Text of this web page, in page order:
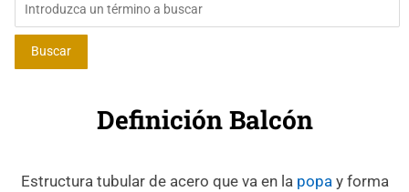
Definición Balcón
Estructura tubular de acero que va en la popay forma